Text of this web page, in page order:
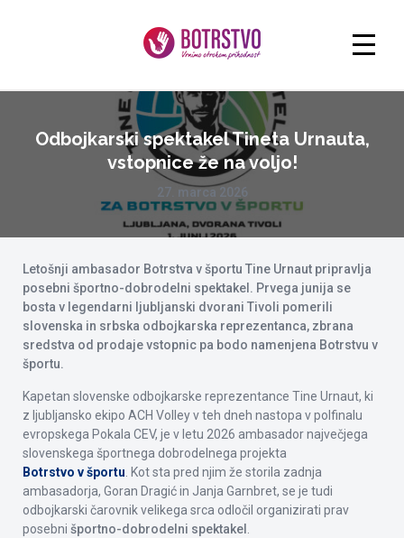
Odbojkarski spektakel Tineta Urnauta,
vstopnice že na voljo!
27. marca 2026
Letošnji ambasador Botrstva v športu Tine Urnaut pripravlja
posebni športno-dobrodelni spektakel. Prvega junija se
bosta v legendarni ljubljanski dvorani Tivoli pomerili
slovenska in srbska odbojkarska reprezentanca, zbrana
sredstva od prodaje vstopnic pa bodo namenjena Botrstvu v
športu.
Kapetan slovenske odbojkarske reprezentance Tine Urnaut, ki
z ljubljansko ekipo ACH Volley v teh dneh nastopa v polfinalu
evropskega Pokala CEV, je v letu 2026 ambasador največjega
slovenskega športnega dobrodelnega projekta
Botrstvo v športu. Kot sta pred njim že storila zadnja
ambasadorja, Goran Dragić in Janja Garnbret, se je tudi
odbojkarski čarovnik velikega srca odločil organizirati prav
posebni športno-dobrodelni spektakel .